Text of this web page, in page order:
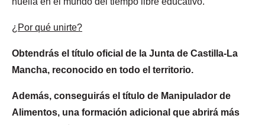
¿Por qué unirte?
Obtendrás el título oficial de la Junta de Castilla-La
Mancha, reconocido en todo el territorio.
Además, conseguirás el título de Manipulador de
Alimentos, una formación adicional que abrirá más